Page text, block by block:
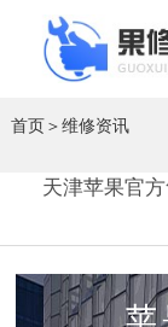
首页＞维修资讯
天津苹果官